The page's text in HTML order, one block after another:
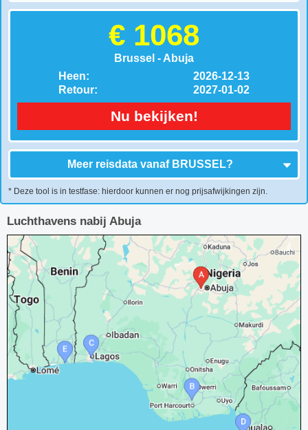
€ 1068
Brussel - Abuja
Heen:
Retour:
2026-12-13
2027-01-02
Nu bekijken!
Meer reisdata vanaf BRUSSEL?
* Deze tool is in testfase: hierdoor kunnen er nog prijsafwijkingen zijn.
Luchthavens nabij Abuja